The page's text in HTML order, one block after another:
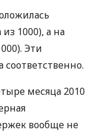
1000), а на
Эти
месяца 2010
вообще не